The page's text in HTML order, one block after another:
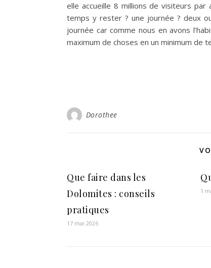
elle accueille 8 millions de visiteurs
temps y rester ? une journée ? deux
journée car comme nous en avons
maximum de choses en un minimum de
Dorothee
Que faire dans les
Dolomites : conseils
pratiques
17 mai 2026
1